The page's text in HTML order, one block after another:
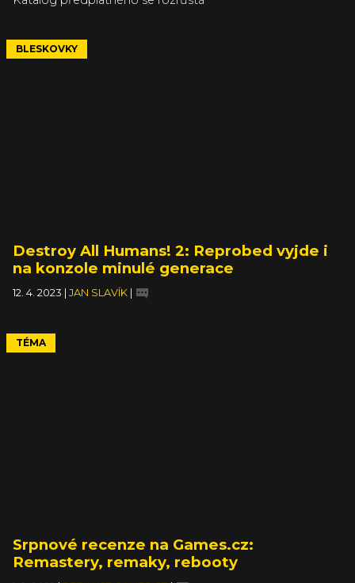
BLESKOVKY
Destroy All Humans! 2: Reprobed vyjde i
na konzole minulé generace
12. 4. 2023 JAN SLAVÍK
TÉMA
Srpnové recenze na Games.cz:
Remastery, remaky, rebooty